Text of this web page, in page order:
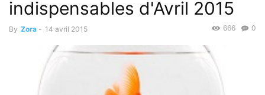
indispensables d'Avril 2015
By Zora - 14 avril 2015 0
666